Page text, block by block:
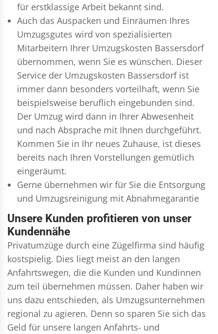
für erstklassige Arbeit bekannt sind.
Auch das Auspacken und Einräumen Ihres
Umzugsgutes wird von spezialisierten
Mitarbeitern Ihrer Umzugskosten Bassersdorf
übernommen, wenn Sie es wünschen. Dieser
Service der Umzugskosten Bassersdorf ist
immer dann besonders vorteilhaft, wenn Sie
beispielsweise beruflich eingebunden sind.
Der Umzug wird dann in Ihrer Abwesenheit
und nach Absprache mit Ihnen durchgeführt.
Kommen Sie in Ihr neues Zuhause, ist dieses
bereits nach Ihren Vorstellungen gemütlich
eingeräumt.
Gerne übernehmen wir für Sie die Entsorgung
und Umzugsreinigung mit Abnahmegarantie
Unsere Kunden profitieren von unser
Kundennähe
Privatumzüge durch eine Zügelfirma sind häufig
kostspielig. Dies liegt meist an den langen
Anfahrtswegen, die die Kunden und Kundinnen
zum teil übernehmen müssen. Daher haben wir
uns dazu entschieden, als Umzugsunternehmen
regional zu agieren. Denn so sparen Sie sich das
Geld für unsere langen Anfahrts- und